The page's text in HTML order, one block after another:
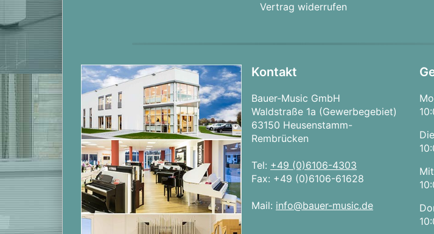
Vertrag widerrufen
Kontakt
Bauer-Music GmbH
Waldstraße 1a (Gewerbegebiet)
63150 Heusenstamm-
Rembrücken
Tel: +49 (0)6106-4303
Fax: +49 (0)6106-61628
Mail: info@bauer-music.de